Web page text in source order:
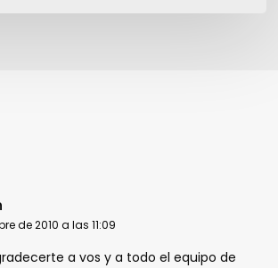
de 2010 a las 11:09
a vos y a todo el equipo de